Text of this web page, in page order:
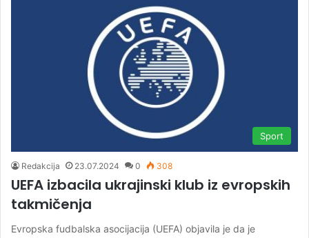
Sport
Redakcija 23.07.2024 0 308
UEFA izbacila ukrajinski klub iz evropskih
takmičenja
​Evropska fudbalska asocijacija (UEFA) objavila je da je